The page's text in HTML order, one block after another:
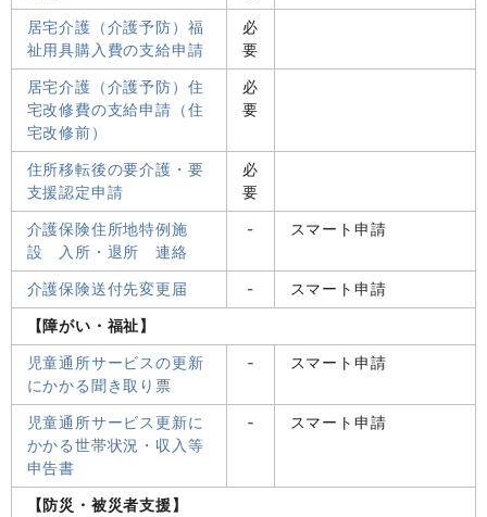
居宅介護（介護予防）福
祉用具購入費の支給申請
必
要
居宅介護（介護予防）住
宅改修費の支給申請（住
宅改修前）
必
要
住所移転後の要介護・要
支援認定申請
必
要
介護保険住所地特例施
設 入所・退所 連絡
- スマート申請
介護保険送付先変更届 - スマート申請
【障がい・福祉】
児童通所サービスの更新
にかかる聞き取り票
‐ スマート申請
児童通所サービス更新に
かかる世帯状況・収入等
申告書
‐ スマート申請
【防災・被災者支援】